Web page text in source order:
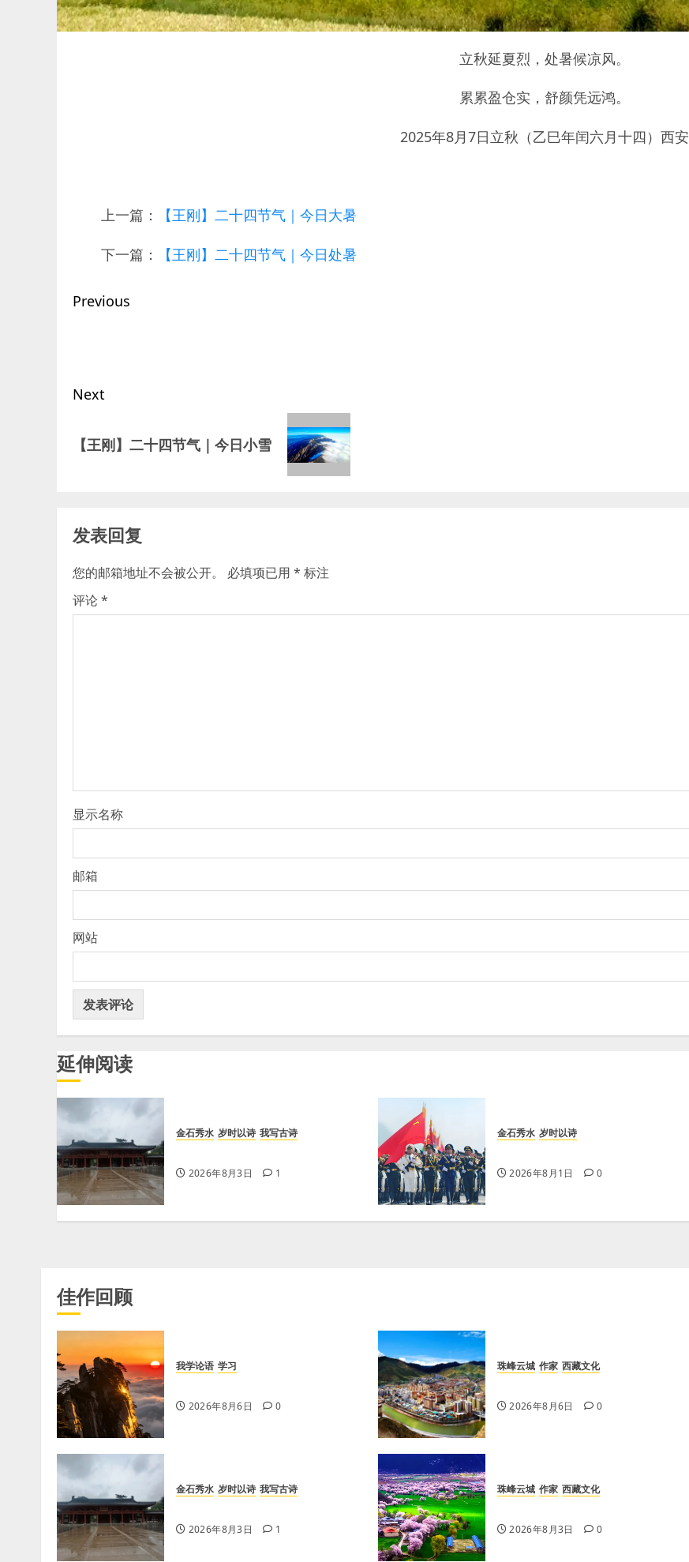
立秋延夏烈，处暑候凉风。
累累盈仓实，舒颜凭远鸿。
2025年8月7日立秋（乙巳年闰六月十四）西安
上一篇： 【王刚】二十四节气｜今日大暑
下一篇： 【王刚】二十四节气｜今日处暑
Post
Previous
Next
post:
【王刚】二十四节气｜今日小雪
发表回复
您的邮箱地址不会被公开。 必填项已用 * 标注
评论*
显示名称
邮箱
网站
延伸阅读
金石秀水 岁时以诗 我写古诗
2026年8月3日 1
金石秀水 岁时以诗
2026年8月1日 0
佳作回顾
我学论语 学习
2026年8月6日 0
珠峰云城 作家 西藏文化
2026年8月6日 0
金石秀水 岁时以诗 我写古诗
2026年8月3日 1
珠峰云城 作家 西藏文化
2026年8月3日 0